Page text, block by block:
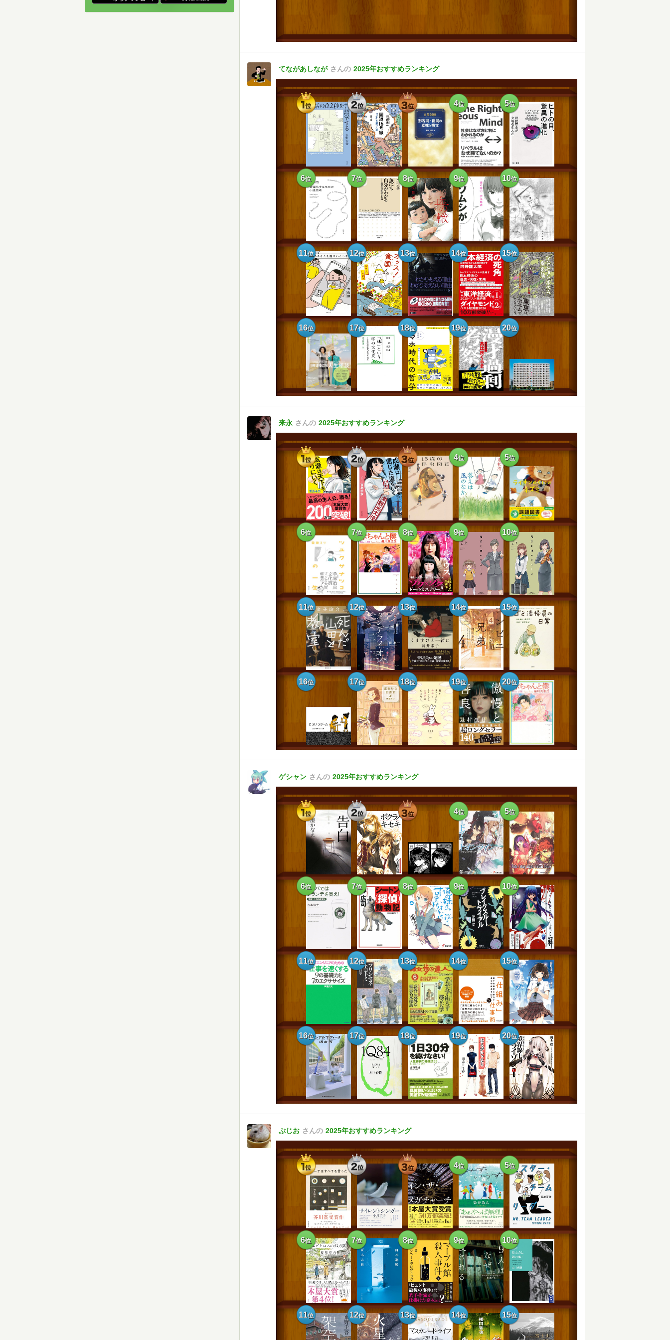
てながあしなが さんの 2025年おすすめランキング
1位 2位 3位 4位 5位
6位 7位 8位 9位 10位
11位 12位 13位 14位 15位
16位 17位 18位 19位 20位
来永 さんの 2025年おすすめランキング
1位 2位 3位 4位 5位
6位 7位 8位 9位 10位
11位 12位 13位 14位 15位
16位 17位 18位 19位 20位
ゲシャン さんの 2025年おすすめランキング
1 位 2位 3 位 4位 5位
6位 7位 8位 9位 10位
11位 12位 13位 14位 15位
16位 17位 18位 19位 20位
ぷじお さんの 2025年おすすめランキング
1位 2 3位 4位 5位
6位 7位 8位 9位 10位
11位 12位 13位 14位 15位